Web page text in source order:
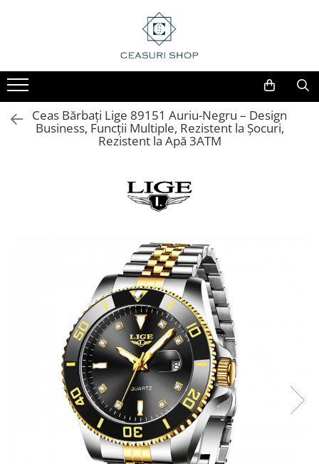
Ceas Bărbați Lige 89151 Auriu-Negru – Design
Business, Funcții Multiple, Rezistent la Șocuri,
Rezistent la Apă 3ATM